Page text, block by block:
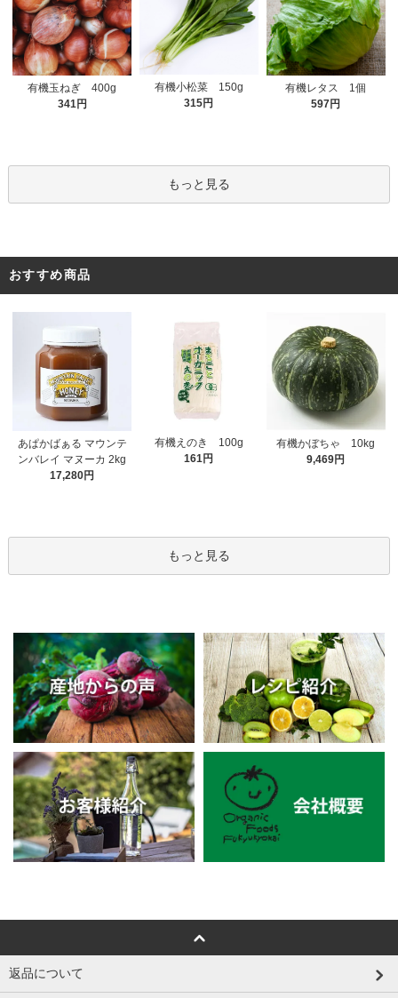
有機玉ねぎ 400g
341円
有機小松菜 150g
315円
有機レタス 1個
597円
もっと見る
おすすめ商品
あぱかばぁる マウンテ
ンバレイ マヌーカ 2kg
17,280円
有機えのき 100g
161円
有機かぼちゃ 10kg
9,469円
もっと見る
返品について